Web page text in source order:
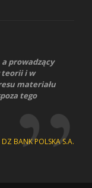
prowadzący
teorii i w
materiału
tego
DZ BANK POLSKA S.A.